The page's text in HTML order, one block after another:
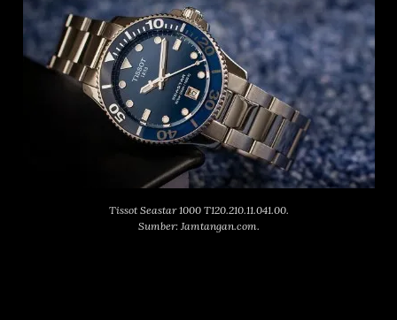
Tissot Seastar 1000 T120.210.11.041.00.
Sumber: Jamtangan.com.